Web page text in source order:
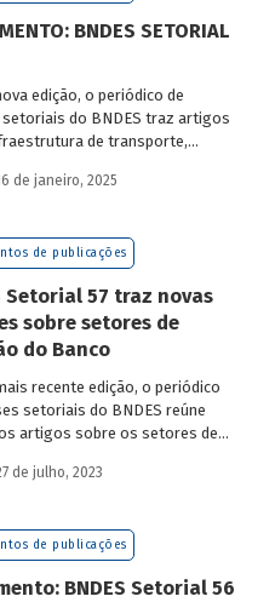
BNDES SETORIAL
edição, o periódico de
do BNDES traz artigos
de transporte,
mercado de aeronaves,
de janeiro, 2025
de publicações
Setorial 57 traz novas
sobre setores de
do Banco
recente edição, o periódico
setoriais do BNDES reúne
artigos sobre os setores de
mais e acesse os estudos
de julho, 2023
de publicações
BNDES Setorial 56